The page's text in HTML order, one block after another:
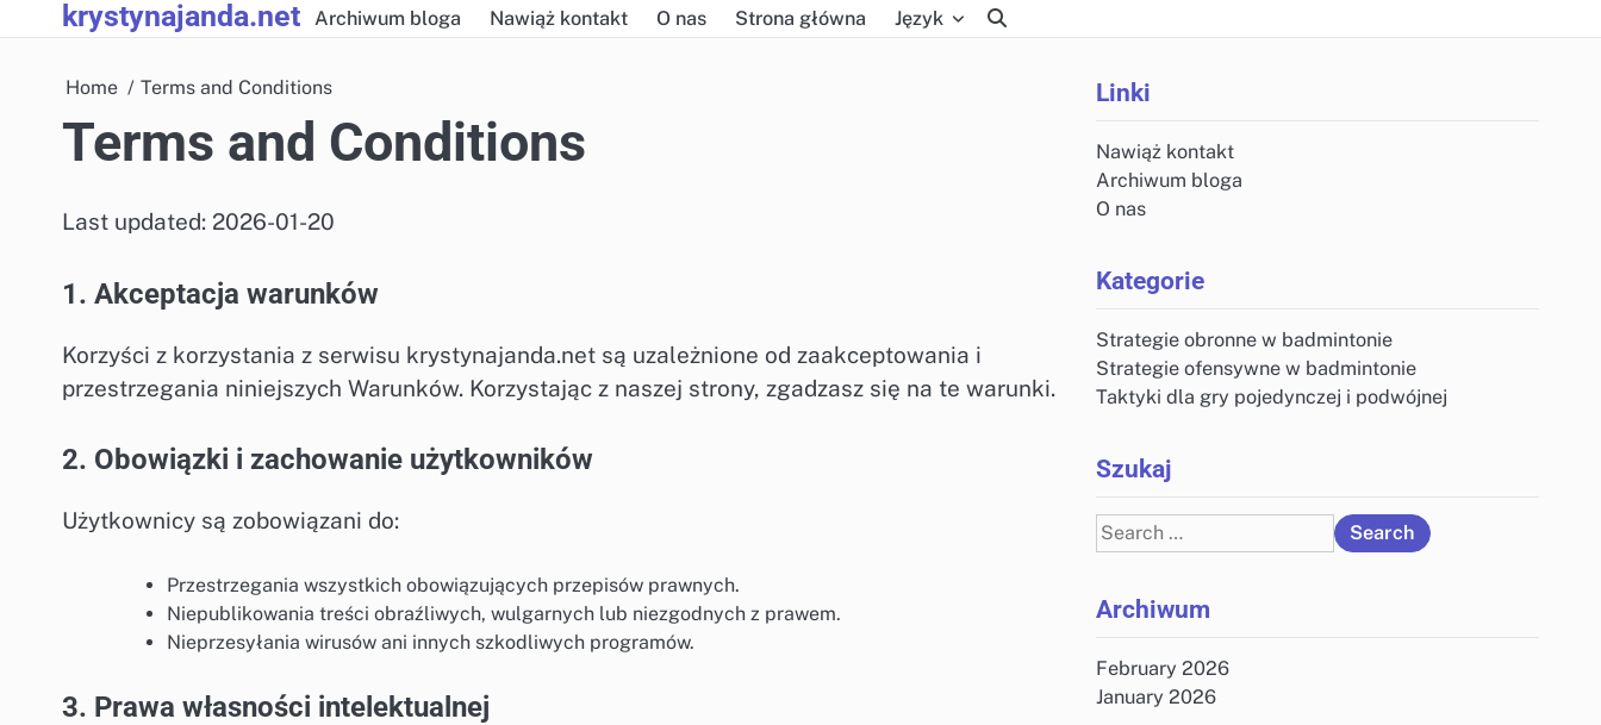
to
krystynajanda.net Archiwum bloga Nawiąż kontakt O nas Strona główna Język
Home Terms and Conditions
Terms and Conditions
Last updated: 2026-01-20
1. Akceptacja warunków
Korzyści z korzystania z serwisu krystynajanda.net są uzależnione od zaakceptowania i
przestrzegania niniejszych Warunków. Korzystając z naszej strony, zgadzasz się na te warunki.
2. Obowiązki i zachowanie użytkowników
Użytkownicy są zobowiązani do:
Przestrzegania wszystkich obowiązujących przepisów prawnych.
Niepublikowania treści obraźliwych, wulgarnych lub niezgodnych z prawem.
Nieprzesyłania wirusów ani innych szkodliwych programów.
3. Prawa własności intelektualnej
Linki
Nawiąż kontakt
Archiwum bloga
O nas
Kategorie
Strategie obronne w badmintonie
Strategie ofensywne w badmintonie
Taktyki dla gry pojedynczej i podwójnej
Szukaj
Search
for:
Archiwum
February 2026
January 2026